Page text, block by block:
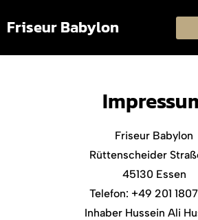
Friseur Babylon
Friseur Babylon
Rüttenscheider
45130 Essen
Telefon: +49 201
Inhaber Hussein Ali